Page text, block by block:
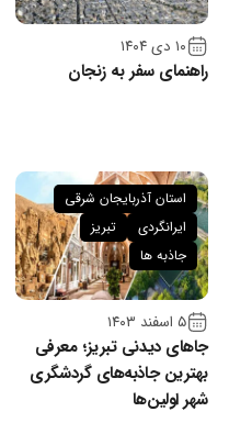
۱۰ دی ۱۴۰۴
راهنمای سفر به زنجان
۵ اسفند ۱۴۰۳
جاهای دیدنی تبریز؛ معرفی
بهترین جاذبه‌های گردشگری
شهر اولین‌ها
استان آذربایجان شرقی
ایرانگردی
تبریز
جاذبه ها